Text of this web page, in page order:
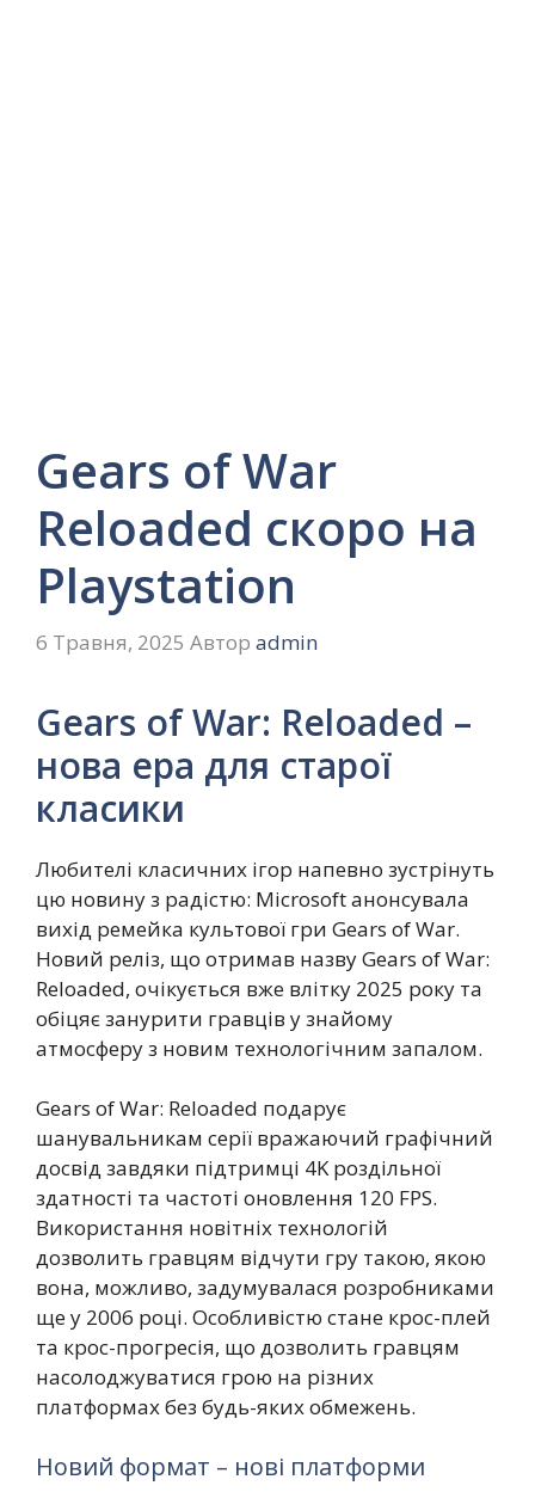
Gears of War
Reloaded скоро на
Playstation
6 Травня, 2025 Автор admin
Gears of War: Reloaded –
нова ера для старої
класики
Любителі класичних ігор напевно зустрінуть
цю новину з радістю: Microsoft анонсувала
вихід ремейка культової гри Gears of War.
Новий реліз, що отримав назву Gears of War:
Reloaded, очікується вже влітку 2025 року та
обіцяє занурити гравців у знайому
атмосферу з новим технологічним запалом.
Gears of War: Reloaded подарує
шанувальникам серії вражаючий графічний
досвід завдяки підтримці 4K роздільної
здатності та частоті оновлення 120 FPS.
Використання новітніх технологій
дозволить гравцям відчути гру такою, якою
вона, можливо, задумувалася розробниками
ще у 2006 році. Особливістю стане крос-плей
та крос-прогресія, що дозволить гравцям
насолоджуватися грою на різних
платформах без будь-яких обмежень.
Новий формат – нові платформи